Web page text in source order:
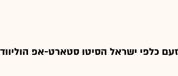
כלפי ישראל הסיטו סטארט-אפ